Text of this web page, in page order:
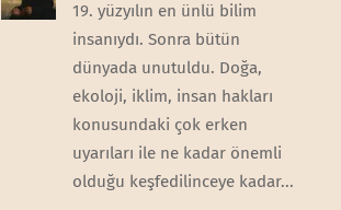
19. yüzyılın en ünlü bilim
insanıydı. Sonra bütün
dünyada unutuldu. Doğa,
ekoloji, iklim, insan hakları
konusundaki çok erken
uyarıları ile ne kadar önemli
olduğu keşfedilinceye kadar...